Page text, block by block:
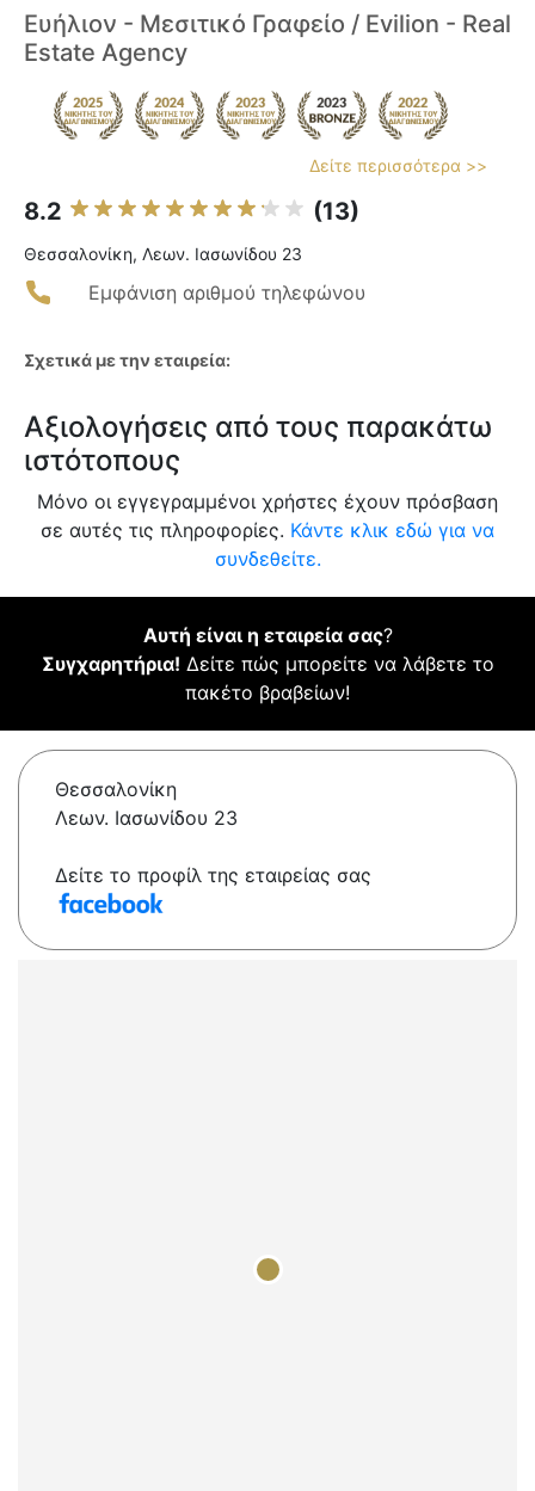
Ευήλιον - Μεσιτικό Γραφείο / Evilion - Real
Estate Agency
Δείτε περισσότερα >>
8.2 (13)
Θεσσαλονίκη, Λεων. Ιασωνίδου 23
Εμφάνιση αριθμού τηλεφώνου
Σχετικά με την εταιρεία:
Αξιολογήσεις από τους παρακάτω
ιστότοπους
Μόνο οι εγγεγραμμένοι χρήστες έχουν πρόσβαση
σε αυτές τις πληροφορίες. Κάντε κλικ εδώ για να
συνδεθείτε.
Αυτή είναι η εταιρεία σας?
Συγχαρητήρια! Δείτε πώς μπορείτε να λάβετε το
πακέτο βραβείων!
Θεσσαλονίκη
Λεων. Ιασωνίδου 23
Δείτε το προφίλ της εταιρείας σας